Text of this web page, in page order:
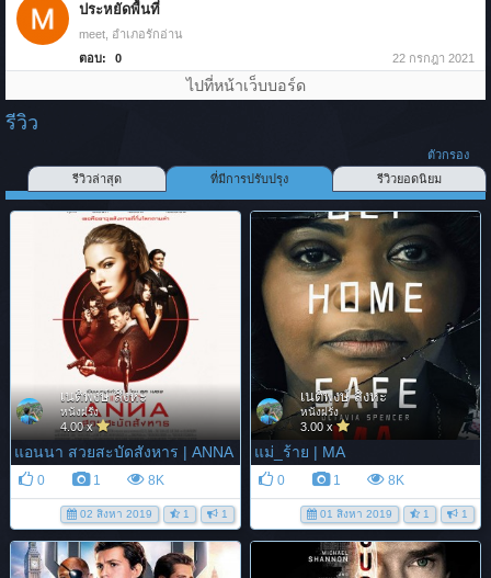
ประหยัดพื้นที่
meet อำเภอรักอ่าน
ตอบ:
0 22 กรกฎา 2021
ไปที่หน้าเว็บบอร์ด
รีวิว
ตัวกรอง
รีวิวล่าสุด
ที่มีการปรับปรุง รีวิวยอดนิยม
เนติพงษ์ สิงหะ
หนังฝรั่ง
4.00 x
แอนนา สวยสะบัดสังหาร | ANNA
0 1 8K
02 สิงหา 2019 1 1
เนติพงษ์ สิงหะ
หนังฝรั่ง
3.00 x
แม่_ร้าย | MA
0 1 8K
01 สิงหา 2019 1 1